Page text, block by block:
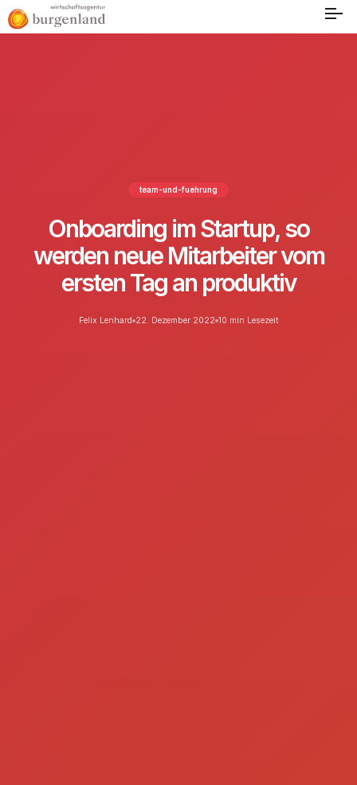
team-und-fuehrung
Onboarding im Startup, so
werden neue Mitarbeiter vom
ersten Tag an produktiv
Felix Lenhard 22. Dezember 2022 10 min Lesezeit